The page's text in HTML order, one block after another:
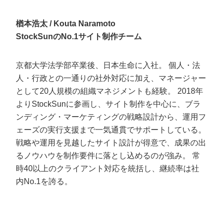
楢本浩太 / Kouta Naramoto
StockSunのNo.1サイト制作チーム
京都大学法学部卒業後、日本生命に入社。
個人・法
人・行政との一通りの社外対応に加え、マネージャー
として20人規模の組織マネジメントも経験。
2018年
よりStockSunに参画し、サイト制作を中心に、ブラ
ンディング・マーケティングの戦略設計から、運用フ
ェーズの実行支援まで一気通貫でサポートしている。
戦略や運用を見越したサイト設計が得意で、成果の出
るノウハウを制作要件に落とし込めるのが強み。
常
時40以上のクライアント対応を統括し、継続率は社
内No.1を誇る。